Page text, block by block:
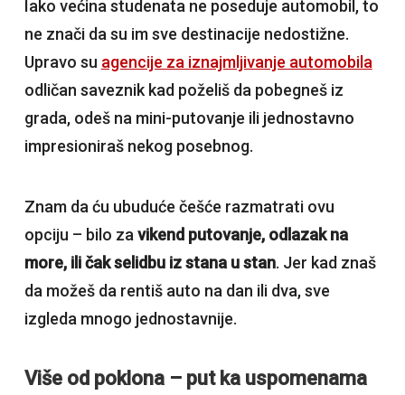
Iako većina studenata ne poseduje automobil, to
ne znači da su im sve destinacije nedostižne.
Upravo su agencije za iznajmljivanje automobila
odličan saveznik kad poželiš da pobegneš iz
grada, odeš na mini-putovanje ili jednostavno
impresioniraš nekog posebnog.
Znam da ću ubuduće češće razmatrati ovu
opciju – bilo za vikend putovanje, odlazak na
more, ili čak selidbu iz stana u stan. Jer kad znaš
da možeš da rentiš auto na dan ili dva, sve
izgleda mnogo jednostavnije.
Više od poklona – put ka uspomenama